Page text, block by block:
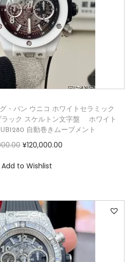
バン ウニコ ホワイトセラミック
ック スケルトン文字盤 ホワイト
自動巻きムーブメント
¥120,000.00
Add to Wishlist